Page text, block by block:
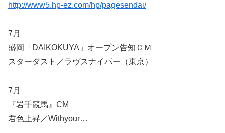
http://www5.hp-ez.com/hp/pagesendai/
7月
盛岡「DAIKOKUYA」オープン告知ＣＭ
スターダスト／ラヴスナイパー（東京）
7月
『岩手競馬』CM
君色上昇／Withyour…